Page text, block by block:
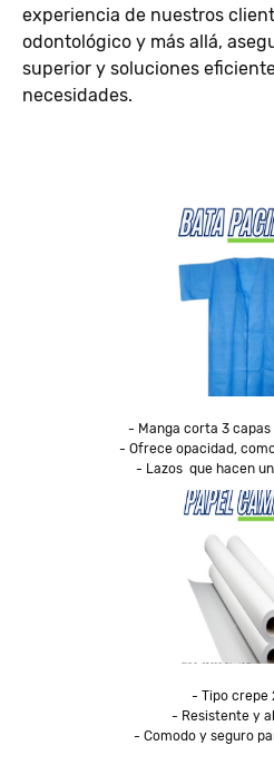
experiencia de nuestros
odontológico y más allá,
superior y soluciones
necesidades.
- Manga corta 3
- Ofrece opacidad,
- Lazos  que hacen
- Tipo crepe
- Resistente y